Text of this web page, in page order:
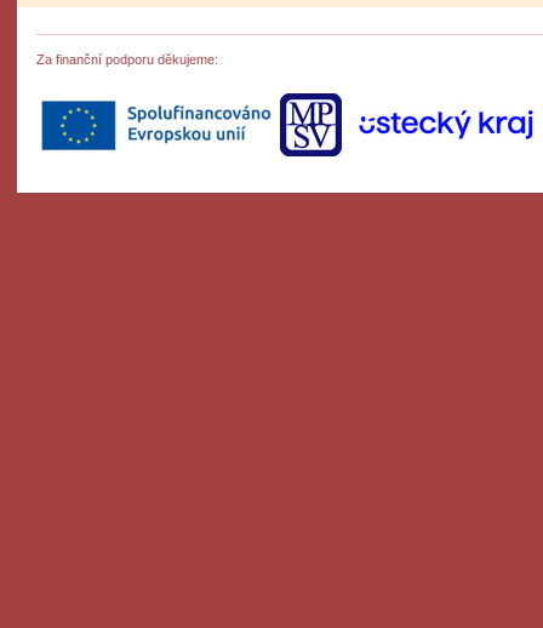
Za finanční podporu děkujeme: